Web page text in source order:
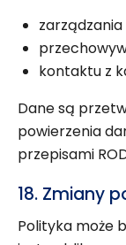
kontaktu z
Dane są
powierzenia
przepisami
18. Zmiany
Polityka może